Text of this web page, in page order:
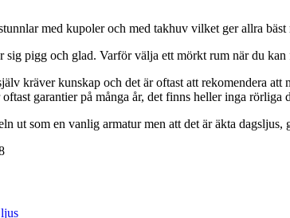
med kupoler och med takhuv vilket ger allra
sig pigg och glad. Varför välja ett mörkt rum när du kan
kräver kunskap och det är oftast att rekomendera
garantier på många år, det finns heller inga rörliga
ut som en vanlig armatur men att det är äkta dagsljus,